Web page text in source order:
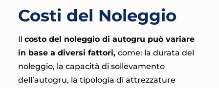
Costi del Noleggio
Il costo del noleggio di autogru può variare
in base a diversi fattori, come: la durata del
noleggio, la capacità di sollevamento
dell’autogru, la tipologia di attrezzature